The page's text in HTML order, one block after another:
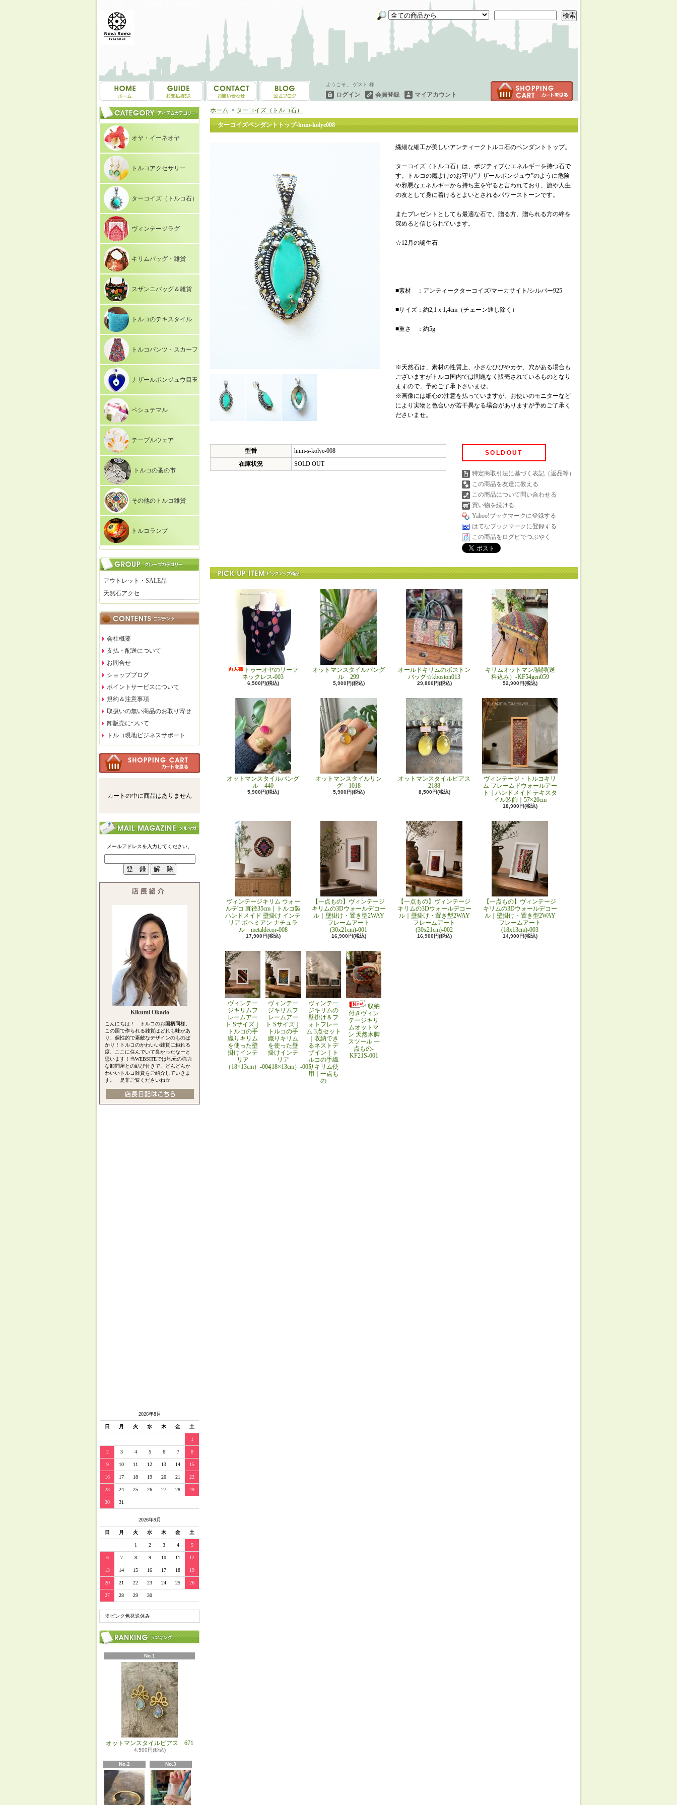
検索
ようこそ、 ゲスト 様
ログイン 会員登録 マイアカウント
オヤ・イーネオヤ
トルコアクセサリー
ターコイズ（トルコ石）
ヴィンテージラグ
キリムバッグ・雑貨
スザンニバッグ＆雑貨
トルコのテキスタイル
トルコパンツ・スカーフ
ナザールボンジュウ目玉
ペシュテマル
テーブルウェア
トルコの蚤の市
その他のトルコ雑貨
トルコランプ
アウトレット・SALE品
天然石アクセ
会社概要
支払・配送について
お問合せ
ショップブログ
ポイントサービスについて
規約＆注意事項
取扱いの無い商品のお取り寄せ
卸販売について
トルコ現地ビジネスサポート
カートの中に商品はありません
メールアドレスを入力してください。
Kikumi Okado
こんにちは！ トルコのお国柄同様、
この国で作られる雑貨はどれも味があ
り、個性的で素敵なデザインのものば
かり！トルコのかわいい雑貨に触れる
度、ここに住んでいて良かったなーと
思います！当WEBSITEでは地元の強力
な卸問屋との結び付きで、どんどんか
わいいトルコ雑貨をご紹介していきま
す。 是非ご覧くださいね☆
2026年8月
日 月 火 水 木 金 土
1
2 3 4 5 6 7 8
9 10 11 12 13 14 15
16 17 18 19 20 21 22
23 24 25 26 27 28 29
30 31
2026年9月
日 月 火 水 木 金 土
1 2 3 4 5
6 7 8 9 10 11 12
13 14 15 16 17 18 19
20 21 22 23 24 25 26
27 28 29 30
※ピンク色発送休み
No.1
オットマンスタイルピアス 671
4,500円(税込)
No.2 No.3
ホーム > ターコイズ（トルコ石）
ターコイズペンダントトップ-hnm-kolye008
繊細な細工が美しいアンティークトルコ石のペンダントトップ。
ターコイズ（トルコ石）は、ポジティブなエネルギーを持つ石で
す。トルコの魔よけのお守り”ナザールボンジュウ”のように危険
や邪悪なエネルギーから持ち主を守ると言われており、旅や人生
の友として身に着けるとよいとされるパワーストーンです。
またプレゼントとしても最適な石で、贈る方、贈られる方の絆を
深めると信じられています。
☆12月の誕生石
■素材 ：アンティークターコイズ/マーカサイト/シルバー925
■サイズ：約2,1ｘ1,4cm（チェーン通し除く）
■重さ ：約5g
※天然石は、素材の性質上、小さなひびやカケ、穴がある場合も
ございますがトルコ国内では問題なく販売されているものとなり
ますので、予めご了承下さいませ。
※画像には細心の注意を払っていますが、お使いのモニターなど
により実物と色合いが若干異なる場合がありますが予めご了承く
ださいませ。
型番
hnm-s-kolye-008
在庫状況
SOLD OUT
SOLDOUT
特定商取引法に基づく表記（返品等）
この商品を友達に教える
この商品について問い合わせる
買い物を続ける
Yahoo!ブックマークに登録する
はてなブックマークに登録する
この商品をログピでつぶやく
トゥーオヤのリーフ
ネックレス-003
6,500円(税込)
オットマンスタイルバング
ル 299
5,900円(税込)
オールドキリムのボストン
バッグ☆kboston013
29,800円(税込)
キリムオットマン/猫脚(送
料込み）-KF54gen059
52,900円(税込)
オットマンスタイルバング
ル 440
5,900円(税込)
オットマンスタイルリン
グ 1018
5,900円(税込)
オットマンスタイルピアス
2188
8,500円(税込)
ヴィンテージ・トルコキリ
ム フレームドウォールアー
ト｜ハンドメイド テキスタ
イル装飾｜57×20cm
18,900円(税込)
ヴィンテージキリム ウォー
ルデコ 直径35cm｜トルコ製
ハンドメイド 壁掛け インテ
リア ボヘミアン ナチュラ
ル metaldecor-008
17,900円(税込)
【一点もの】ヴィンテージ
キリムの3Dウォールデコー
ル｜壁掛け・置き型2WAY
フレームアート
(30x21cm)-001
16,900円(税込)
【一点もの】ヴィンテージ
キリムの3Dウォールデコー
ル｜壁掛け・置き型2WAY
フレームアート
(30x21cm)-002
16,900円(税込)
【一点もの】ヴィンテージ
キリムの3Dウォールデコー
ル｜壁掛け・置き型2WAY
フレームアート
(18x13cm)-003
14,900円(税込)
ヴィンテー
ジキリムフ
レームアー
ト Sサイズ｜
トルコの手
織りキリム
を使った壁
掛けインテ
リア
（18×13cm）-004
ヴィンテー
ジキリムフ
レームアー
ト Sサイズ｜
トルコの手
織りキリム
を使った壁
掛けインテ
リア
（18×13cm）-005
ヴィンテー
ジキリムの
壁掛け＆フ
ォトフレー
ム 3点セット
｜収納でき
るネストデ
ザイン｜ト
ルコの手織
りキリム使
用｜一点も
の
収納
付きヴィン
テージキリ
ムオットマ
ン 天然木脚
スツール 一
点もの-
KF21S-001